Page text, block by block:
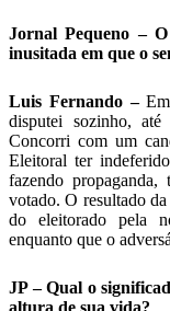
Jornal Pequeno –
inusitada em que o
Luis Fernando –Em
disputei sozinho,
Concorri com um
Eleitoral ter
fazendo
votado. O resultado
do eleitorado pela
enquanto que o
JP – Qual o
altura de sua vida?